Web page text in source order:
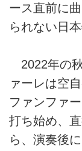
ース直前に
られない日
2022年の
ァーレは空
ファンファ
打ち始め、
ら、演奏後